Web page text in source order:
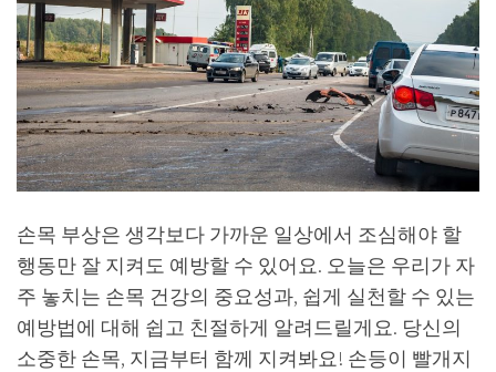
손목 부상은 생각보다 가까운 일상에서 조심해야 할
행동만 잘 지켜도 예방할 수 있어요. 오늘은 우리가 자
주 놓치는 손목 건강의 중요성과, 쉽게 실천할 수 있는
예방법에 대해 쉽고 친절하게 알려드릴게요. 당신의
소중한 손목, 지금부터 함께 지켜봐요! 손등이 빨개지